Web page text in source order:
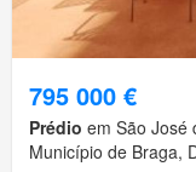
795 000 €
Prédio em São José
Município de Braga,